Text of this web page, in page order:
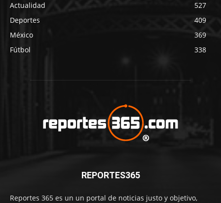
Actualidad
527
Deportes
409
México
369
Fútbol
338
REPORTES365
Reportes 365 es un un portal de noticias justo y objetivo,